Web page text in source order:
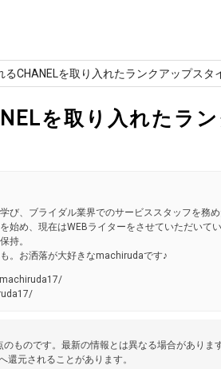
るCHANELを取り入れたランクアップスタ
を取り入れたラ
び、ブライダル業界でのサービススタッフを務
始め、現在はWEBライターをさせていただいてい
持。
。お洒落が大好きなmachirudaです♪
ものです。最新の情報とは異なる場合がありま
元されることがあります。